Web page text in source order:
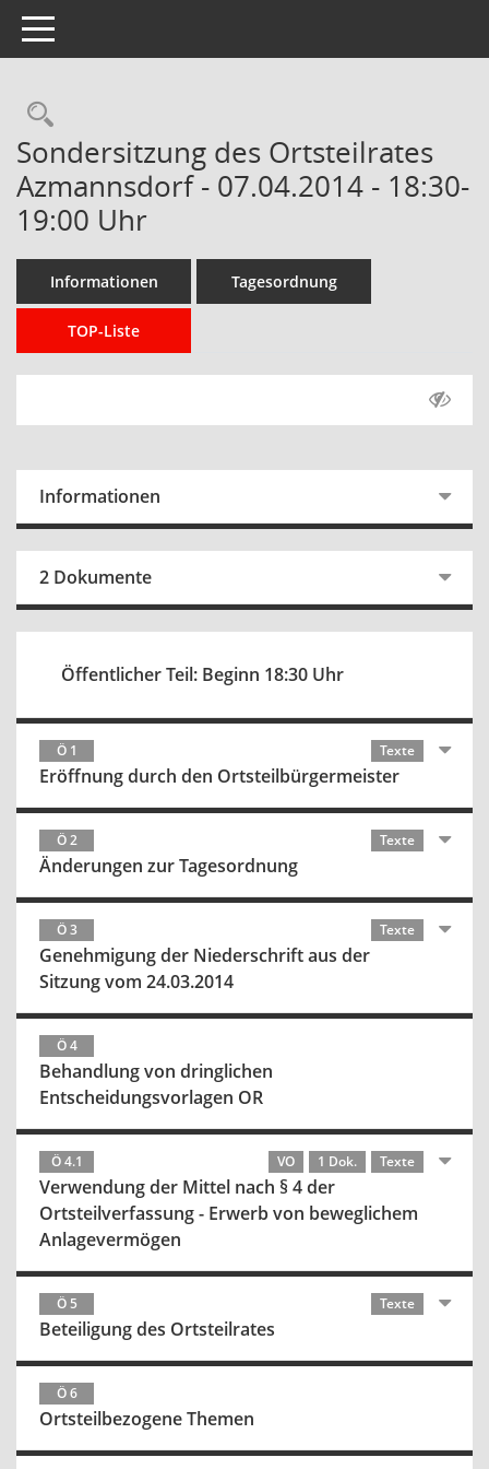
Toggle navigation
Rechercheauswahl
Sondersitzung des Ortsteilrates
Azmannsdorf - 07.04.2014 - 18:30-
19:00 Uhr
Informationen Tagesordnung
TOP-Liste
Informationen
2 Dokumente
Öffentlicher Teil: Beginn 18:30 Uhr
Ö 1 Texte
Eröffnung durch den Ortsteilbürgermeister
Ö 2 Texte
Änderungen zur Tagesordnung
Ö 3 Texte
Genehmigung der Niederschrift aus der
Sitzung vom 24.03.2014
Ö 4
Behandlung von dringlichen
Entscheidungsvorlagen OR
Ö 4.1 VO 1 Dok. Texte
Verwendung der Mittel nach § 4 der
Ortsteilverfassung - Erwerb von beweglichem
Anlagevermögen
Ö 5 Texte
Beteiligung des Ortsteilrates
Ö 6
Ortsteilbezogene Themen